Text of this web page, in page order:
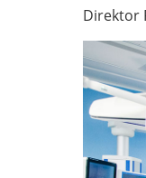
Direktor